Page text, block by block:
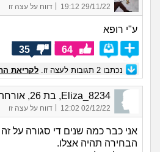
29/11/22 19:12
| דווח על עצה זו
ע"י רופא
64
35
נכתבו 2 תגובות לעצה זו. לקריאת
Eliza_8234, בת 26, אורחת
02/12/22 12:02
| דווח על עצה זו
אני כבר כמה שנים די סגורה על
הבחירה תהיה אצלו.